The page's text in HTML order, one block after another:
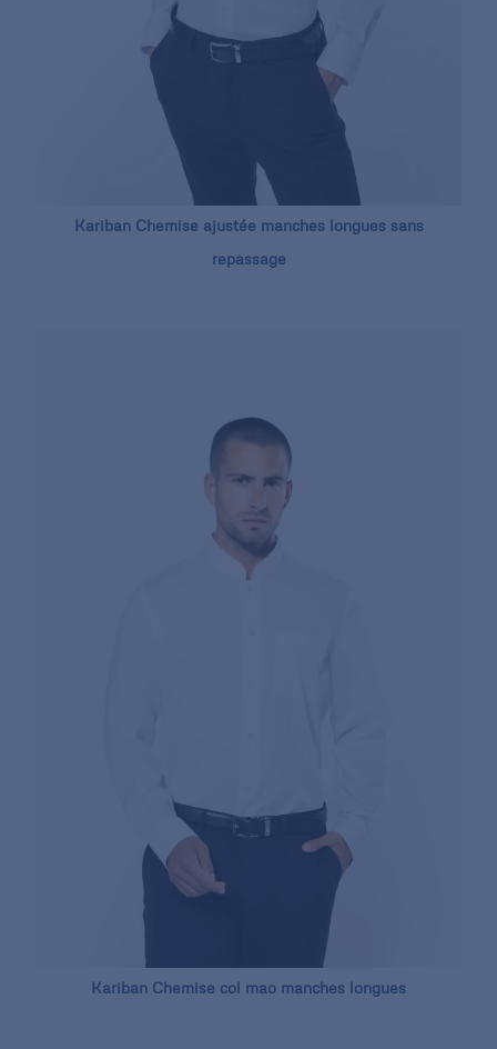
Kariban Chemise ajustée manches longues sans
repassage
Kariban Chemise col mao manches longues